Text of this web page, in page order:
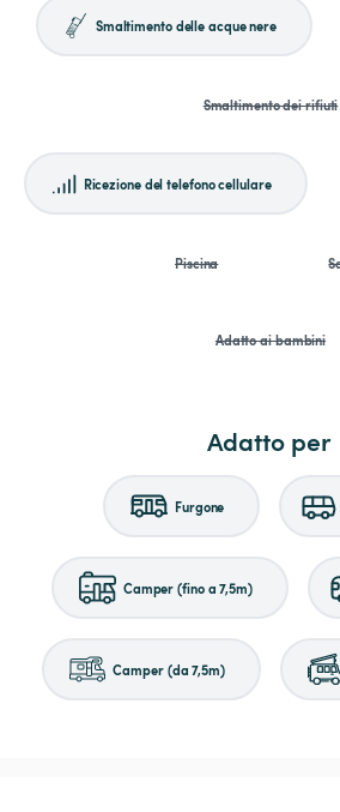
Smaltimento delle acque nere
Smaltimento dei rifiuti
Ricezione del telefono cellulare
Piscina
Adatto ai bambini
Adatto per
Furgone
Camper (fino a 7,5m)
Camper (da 7,5m)